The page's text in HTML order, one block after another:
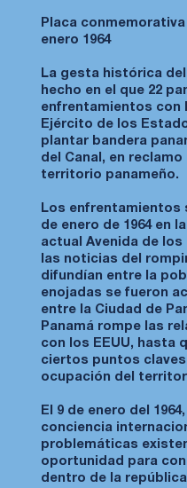
Placa
enero 1964
La gesta histórica del
hecho en el que 22
enfrentamientos con
Ejército de los
plantar bandera
del Canal, en reclamo
territorio panameño.
Los enfrentamientos
de enero de 1964 en
actual Avenida de
las noticias del
difundían entre la
enojadas se fueron
entre la Ciudad de
Panamá rompe las
con los EEUU, hasta
ciertos puntos
ocupación del
El 9 de enero del
conciencia
problemáticas
oportunidad para
dentro de la